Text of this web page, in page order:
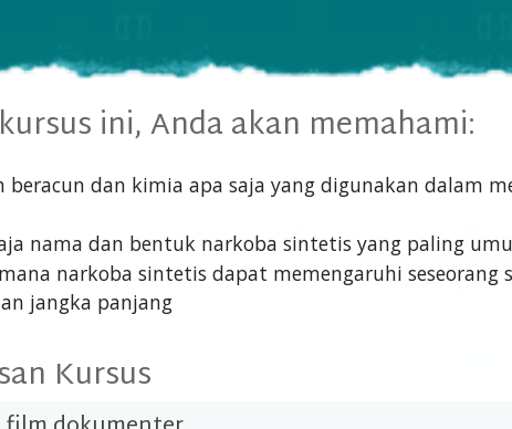
ini, Anda akan memahami:
beracun dan kimia apa saja yang digunakan dalam
nama dan bentuk narkoba sintetis yang paling
narkoba sintetis dapat memengaruhi seseorang
jangka panjang
Kursus